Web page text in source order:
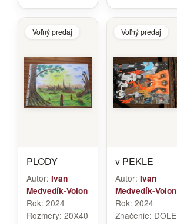
Voľný predaj
PLODY
Autor: Ivan
Medvedík-Volon
Rok: 2024
Rozmery: 20X40
Voľný predaj
v PEKLE
Autor: Ivan
Medvedík-Volon
Rok: 2024
Značenie: DOLE